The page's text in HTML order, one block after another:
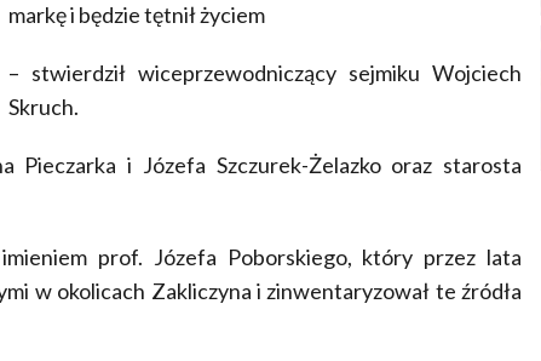
markę i będzie tętnił życiem
– stwierdził wiceprzewodniczący sejmiku Wojciech
Skruch.
Pieczarka i Józefa Szczurek-Żelazko oraz starosta
prof. Józefa Poborskiego, który przez lata
w okolicach Zakliczyna i zinwentaryzował te źródła